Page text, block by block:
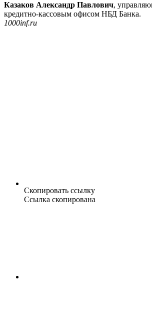
Казаков Александр Павлович,
кредитно-кассовым офисом НБД Банка.
1000inf.ru
Скопировать ссылку
Ссылка скопирована